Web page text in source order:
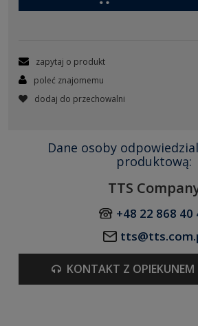
zapytaj o produkt
poleć znajomemu
dodaj do przechowalni
Dane osoby
produktową:
TTS
+48 22 868 40
KONTAKT Z OPIEKUNEM